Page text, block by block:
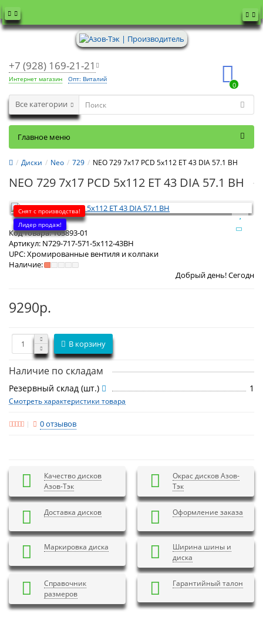
+7 (928) 169-21-21
Интернет магазин Опт: Виталий
0
Все категории
Главное меню
Диски Neo 729 NEO 729 7x17 PCD 5x112 ET 43 DIA 57.1 BH
NEO 729 7x17 PCD 5x112 ET 43 DIA 57.1 BH
Снят с производства!
Лидер продаж!
Код товара:103893-01
Артикул: N729-717-571-5x112-43BH
UPC:Хромированные вентиля и колпаки
Наличие:
Добрый день! СегодняЧетверг 6
9290р.
В корзину
Наличие по складам
Резервный склад (шт.) 1
Смотреть характеристики товара
0 отзывов
Качество дисков
Азов-Тэк
Окрас дисков Азов-
Тэк
Доставка дисков Оформление заказа
Маркировка диска
Ширина шины и
диска
Справочник
размеров
Гарантийный талон